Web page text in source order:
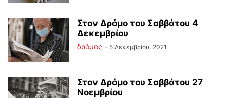
Στον Δρόμο του Σαββάτου 4
Δεκεμβρίου
δρόμος - 5 Δεκεμβρίου, 2021
Στον Δρόμο του Σαββάτου 27
Νοεμβρίου